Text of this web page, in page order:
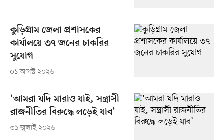
কুড়িগ্রাম জেলা প্রশাসকের
কার্যালয়ে ৩৭ জনের চাকরির
সুযোগ
০১ আগস্ট ২০২৬
‘আমরা যদি মারাও যাই, সন্ত্রাসী
রাজনীতির বিরুদ্ধে লড়েই যাব’
৩১ জুলাই ২০২৬